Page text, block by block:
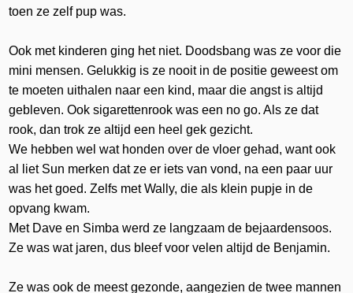
toen ze zelf pup was.
Ook met kinderen ging het niet. Doodsbang was ze voor die
mini mensen. Gelukkig is ze nooit in de positie geweest om
te moeten uithalen naar een kind, maar die angst is altijd
gebleven. Ook sigarettenrook was een no go. Als ze dat
rook, dan trok ze altijd een heel gek gezicht.
We hebben wel wat honden over de vloer gehad, want ook
al liet Sun merken dat ze er iets van vond, na een paar uur
was het goed. Zelfs met Wally, die als klein pupje in de
opvang kwam.
Met Dave en Simba werd ze langzaam de bejaardensoos.
Ze was wat jaren, dus bleef voor velen altijd de Benjamin.
Ze was ook de meest gezonde, aangezien de twee mannen